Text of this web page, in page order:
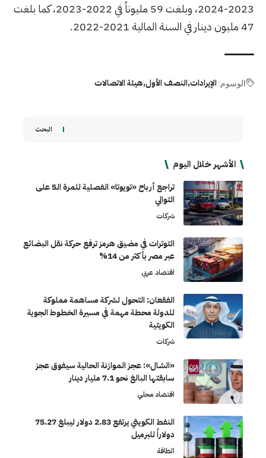
2023-2024، وبلغت 59 مليوناً في 2022-2023، كما بلغت
47 مليون دينار في السنة المالية 2021-2022.
الوسوم: الإيراداتالنصف الأول هيئة الاتصالات
البحث
الأشهر خلال اليوم
تراجع أرباح «تويوتا» الفصلية للمرة الـ5 على
التوالي
شركات
التوترات في مضيق هرمز ترفع حركة نقل البضائع
عبر مصر بأكثر من 14%
اقتصاد عربي
الفقعان: التحول لشركة مساهمة مملوكة
للدولة محطة مهمة في مسيرة الخطوط الجوية
الكويتية
شركات
«الشال»: عجز الموازنة الحالية سيفوق عجز
سابقتها البالغ نحو 7.1 مليار دينار
اقتصاد محلي
النفط الكويتي يرتفع 2.83 دولار ليبلغ 75.27
دولاراً للبرميل
الطاقة